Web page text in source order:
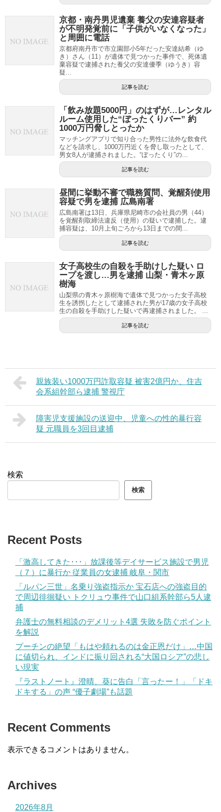
京都・南丹男児遺棄 養父の安達容疑者
が不明発覚前に「子供がいなくなった」
と周囲に電話
京都府南丹市で市立園部小5年だった安達結希（ゆ
き）さん（11）が遺体で見つかった事件で、死体遺
棄容疑で逮捕された養父の安達優季（ゆうき）容
疑...
記事を読む
「飲み放題5000円」のはずが…レンタル
ルーム使用した“ぼったくりバー” 約
1000万円脅しとったか
マッチングアプリで知り合った男性に法外な飲食代
などを請求し、1000万円近くを脅し取ったとして、
男女8人が逮捕されました。“ぼったくり”の...
記事を読む
昼間に挙動不審で職務質問、覚醒剤使用
容疑で男を逮捕 広島南署
広島南署は13日、兵庫県尼崎市の会社員の男（44）
を覚醒剤取締法違反（使用）の疑いで逮捕した。逮
捕容疑は、10月上旬ごろから13日までの間...
記事を読む
女子高校生の自殺を手助けした疑い ロ
ープを渡し…男を逮捕 山梨・青木ヶ原
樹海
山梨県の青木ヶ原樹海で遺体で見つかった女子高校
生を誘拐したとして逮捕された男が17歳の女子高校
生の自殺を手助けした疑いで再逮捕されました。 ...
記事を読む
親族装い1000万円詐取容疑 被害2億円か、住吉
会系組幹部ら逮捕 警視庁
障害児支援施設の送迎中、児童への性的暴行容
疑 元職員を3回目逮捕
検索
検索
Recent Posts
「激高してきた･･･」放課後等デイサービス施設で男児
（７）に暴行か 従業員の女逮捕 岐阜・関市
「ルパン三世」名乗り強盗指示か 宝石店への強盗目的
で周辺徘徊疑い トクリュウ事件で山口組系幹部ら5人逮
捕
弁護士の無料相談のデメリット4選 失敗を防ぐポイント
を解説
プーチンの絶望「もはや頼れるのは金正恩だけ」…中国
に値切られ、インドに振り回される“大国ロシア”の悲し
い現実
『ラストノート』澄晴、葵に告白「言ったー！」「ドキ
ドキする」の声 “優子劇場”も話題
Recent Comments
表示できるコメントはありません。
Archives
2026年8月